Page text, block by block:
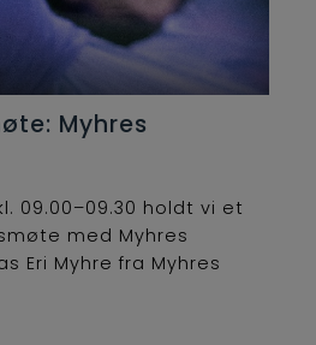
Myhres
09.00–09.30 holdt vi et
med Myhres
Eri Myhre fra Myhres